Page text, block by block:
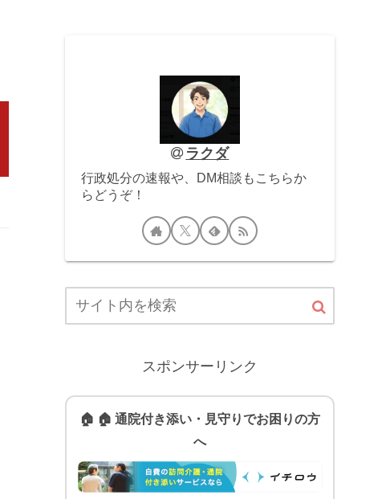
ラクダ
行政処分の速報や、DM相談もこちらか
らどうぞ！
スポンサーリンク
🏠 🏠 通院付き添い・見守りでお困りの方
へ